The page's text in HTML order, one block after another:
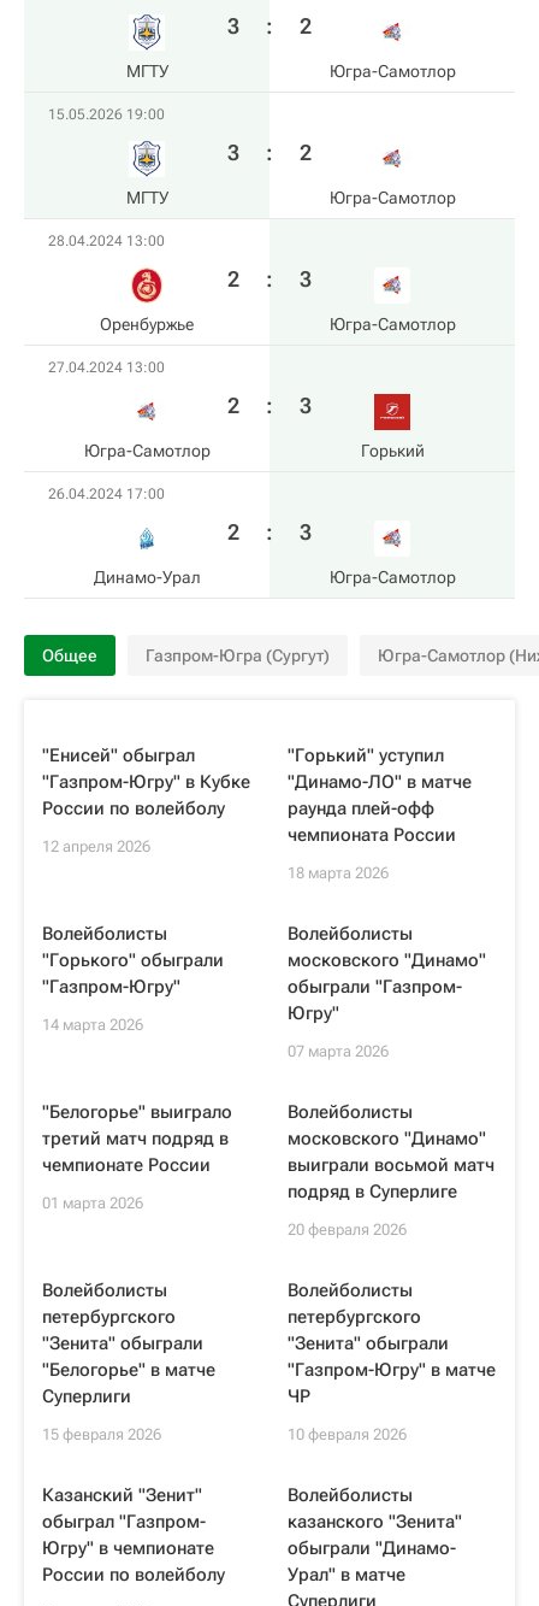
МГТУ
3 : 2
Югра-Самотлор
15.05.2026 19:00
МГТУ
3 : 2
Югра-Самотлор
28.04.2024 13:00
Оренбуржье
2 : 3
Югра-Самотлор
27.04.2024 13:00
Югра-Самотлор
2 : 3
Горький
26.04.2024 17:00
Динамо-Урал
2 : 3
Югра-Самотлор
Общее Газпром-Югра (Сургут) Югра-Самотлор
"Енисей" обыграл
"Газпром-Югру" в Кубке
России по волейболу
12 апреля 2026
"Горький" уступил
"Динамо-ЛО" в матче
раунда плей-офф
чемпионата России
18 марта 2026
Волейболисты
"Горького" обыграли
"Газпром-Югру"
14 марта 2026
Волейболисты
московского "Динамо"
обыграли "Газпром-
Югру"
07 марта 2026
"Белогорье" выиграло
третий матч подряд в
чемпионате России
01 марта 2026
Волейболисты
московского "Динамо"
выиграли восьмой матч
подряд в Суперлиге
20 февраля 2026
Волейболисты
петербургского
"Зенита" обыграли
"Белогорье" в матче
Суперлиги
15 февраля 2026
Волейболисты
петербургского
"Зенита" обыграли
"Газпром-Югру" в матче
ЧР
10 февраля 2026
Казанский "Зенит"
обыграл "Газпром-
Югру" в чемпионате
России по волейболу
Волейболисты
казанского "Зенита"
обыграли "Динамо-
Урал" в матче
Суперлиги